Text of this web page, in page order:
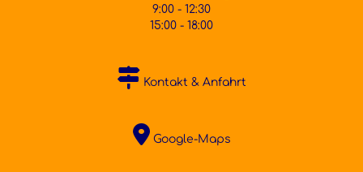
9:00 - 12:30
15:00 - 18:00
Kontakt & Anfahrt
Google-Maps